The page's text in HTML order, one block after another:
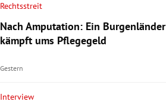
Rechtsstreit
Nach Amputation: Ein Burgenländer
kämpft ums Pflegegeld
Gestern
Interview